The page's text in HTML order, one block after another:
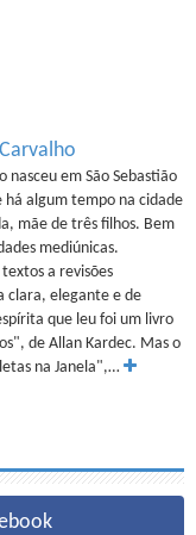
nasceu em São Sebastião
há algum tempo na cidade
mãe de três filhos. Bem
mediúnicas.
a revisões
clara, elegante e de
que leu foi um livro
de Allan Kardec. Mas o
na Janela",…